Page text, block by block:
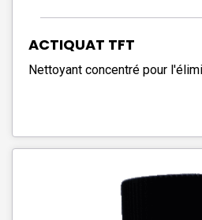
ACTIQUAT TFT
Nettoyant concentré pour